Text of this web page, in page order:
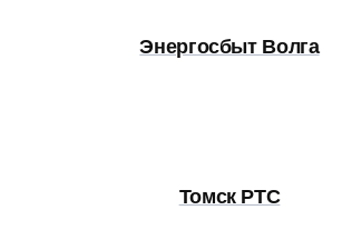
Энергосбыт Волга
Томск РТС